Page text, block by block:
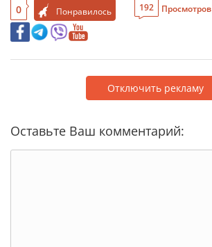
0 Понравилось 192 Просмотров
Отключить рекламу
Оставьте Ваш комментарий: